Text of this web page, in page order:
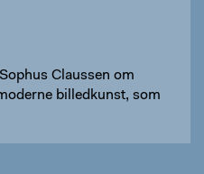
Claussen om
billedkunst, som